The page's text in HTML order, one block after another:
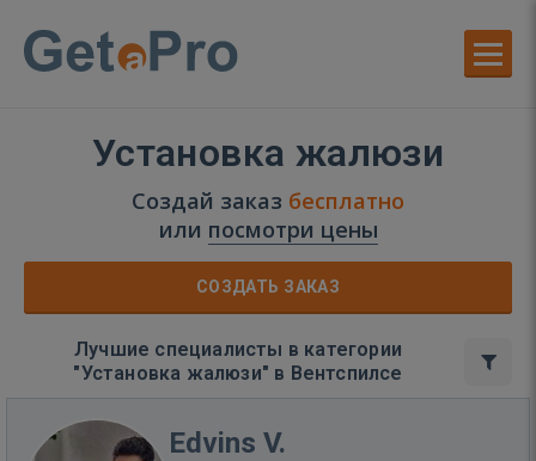
Установка жалюзи
Создай заказ бесплатно
или посмотри цены
СОЗДАТЬ ЗАКАЗ
Лучшие специалисты в категории
"Установка жалюзи" в Вентспилсе
Edvins V.